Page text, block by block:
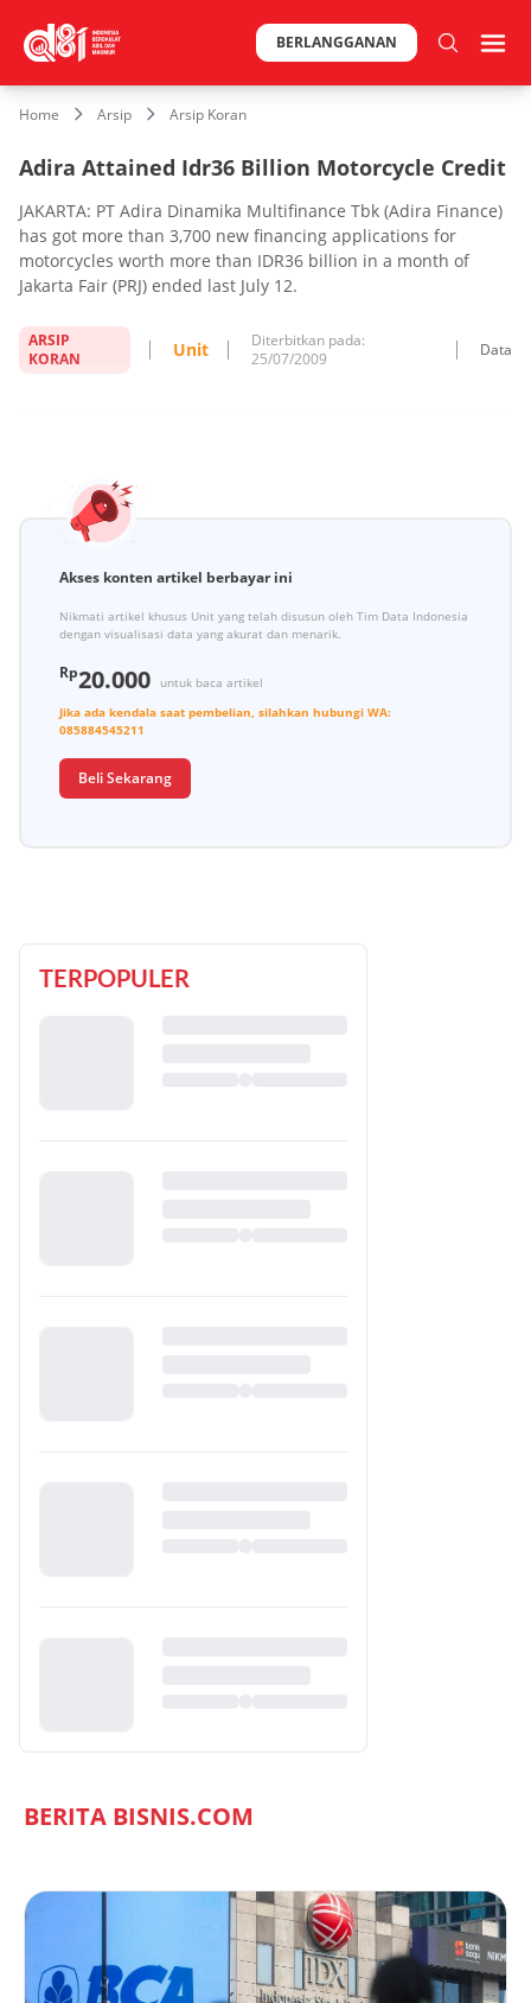
BERLANGGANAN
Home Arsip Arsip Koran
Adira Attained Idr36 Billion Motorcycle Credit
JAKARTA: PT Adira Dinamika Multifinance Tbk (Adira Finance)
has got more than 3,700 new financing applications for
motorcycles worth more than IDR36 billion in a month of
Jakarta Fair (PRJ) ended last July 12.
ARSIP
KORAN
Unit
Diterbitkan pada:
25/07/2009
Data
Akses konten artikel berbayar ini
Nikmati artikel khusus Unit yang telah disusun oleh Tim Data Indonesia
dengan visualisasi data yang akurat dan menarik.
Rp20.000
untuk baca artikel
Jika ada kendala saat pembelian, silahkan hubungi WA:
085884545211
Beli Sekarang
TERPOPULER
BERITA BISNIS.COM